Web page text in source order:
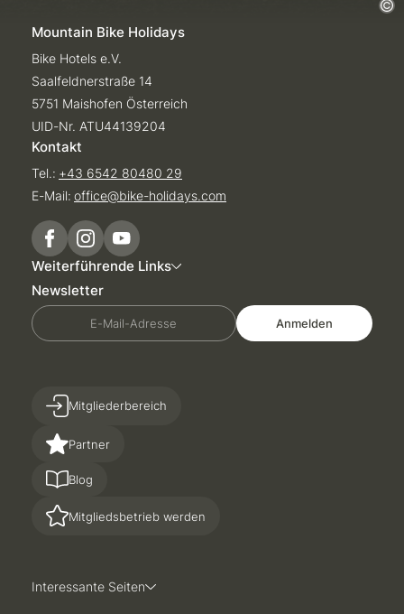
Mountain Bike Holidays
Bike Hotels e.V.
Saalfeldnerstraße 14
5751 Maishofen Österreich
UID-Nr. ATU44139204
Kontakt
Tel.: +43 6542 80480 29
E-Mail: office@bike-holidays.com
Weiterführende Links
Newsletter
E-Mail-Adresse Anmelden
Partner
Blog
Mitgliedsbetrieb werden
Mitgliederbereich
Interessante Seiten